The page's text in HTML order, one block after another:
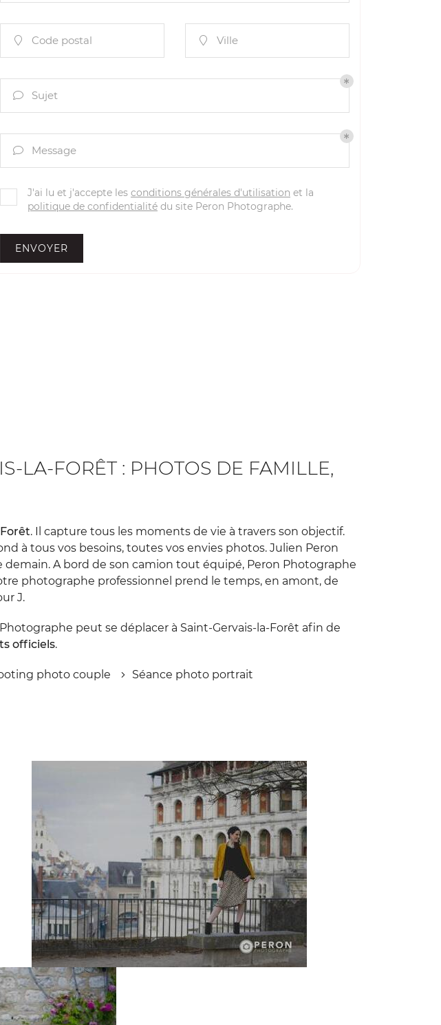
 Code postal  Ville
 Sujet
 Message
J'ai lu et j'accepte les conditions générales d'utilisation et la
politique de confidentialité du site Peron Photographe.
ENVOYER
LA-FORÊT : PHOTOS DE FAMILLE,
. Il capture tous les moments de vie à travers son objectif.
à tous vos besoins, toutes vos envies photos. Julien Peron
A bord de son camion tout équipé, Peron Photographe
photographe professionnel prend le temps, en amont, de
J.
peut se déplacer à Saint-Gervais-la-Forêt afin de
officiels.
photo couple
Séance photo portrait